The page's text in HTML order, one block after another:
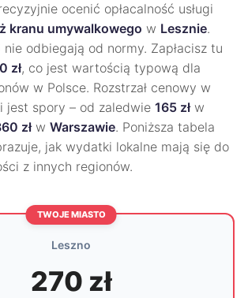
ocenić opłacalność usługi
kranu umywalkowego w Lesznie.
odbiegają od normy. Zapłacisz tu
zł, co jest wartością typową dla
w Polsce. Rozstrzał cenowy w
jest spory – od zaledwie 165 złw
złw Warszawie. Poniższa tabela
jak wydatki lokalne mają się do
z innych regionów.
TWOJE MIASTO
Leszno
270 zł